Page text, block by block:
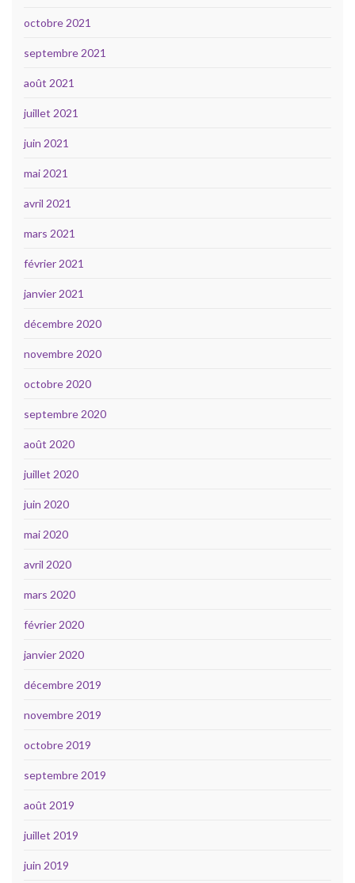
octobre 2021
septembre 2021
août 2021
juillet 2021
juin 2021
mai 2021
avril 2021
mars 2021
février 2021
janvier 2021
décembre 2020
novembre 2020
octobre 2020
septembre 2020
août 2020
juillet 2020
juin 2020
mai 2020
avril 2020
mars 2020
février 2020
janvier 2020
décembre 2019
novembre 2019
octobre 2019
septembre 2019
août 2019
juillet 2019
juin 2019